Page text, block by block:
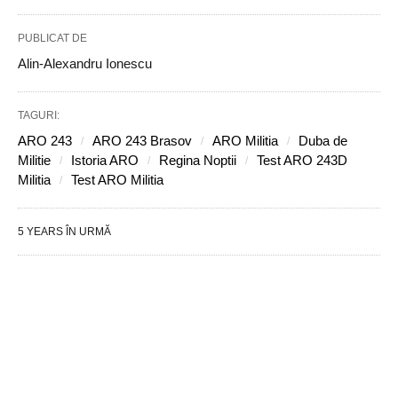
PUBLICAT DE
Alin-Alexandru Ionescu
TAGURI:
ARO 243 ARO 243 Brasov ARO Militia
Duba de
Militie
Istoria ARO Regina Noptii
Test ARO 243D
Militia
Test ARO Militia
5 YEARS ÎN URMĂ